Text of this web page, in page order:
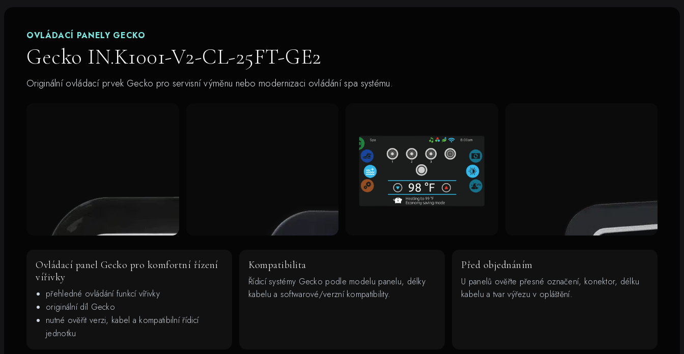
OVLÁDACÍ PANELY GECKO
Gecko IN.K1001-V2-CL-25FT-GE2
Originální ovládací prvek Gecko pro servisní výměnu nebo modernizaci ovládání spa systému.
Ovládací panel Gecko pro komfortní řízení
vířivky
přehledné ovládání funkcí vířivky
originální díl Gecko
nutné ověřit verzi, kabel a kompatibilní řídicí
jednotku
Kompatibilita
Řídicí systémy Gecko podle modelu panelu, délky
kabelu a softwarové/verzní kompatibility.
Před objednáním
U panelů ověřte přesné označení, konektor, délku
kabelu a tvar výřezu v opláštění.